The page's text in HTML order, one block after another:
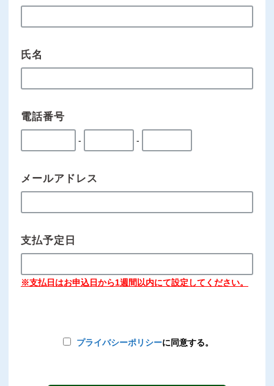
氏名
電話番号
- -
メールアドレス
支払予定日
※支払日はお申込日から1週間以内にて設定してください。
プライバシーポリシーに同意する。